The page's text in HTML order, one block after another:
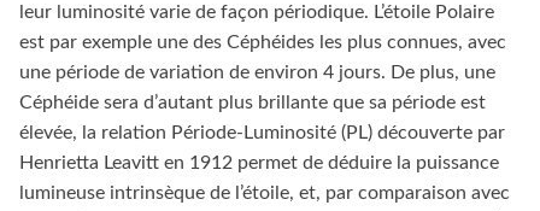
leur luminosité varie de façon périodique. L’étoile Polaire
est par exemple une des Céphéides les plus connues, avec
une période de variation de environ 4 jours. De plus, une
Céphéide sera d’autant plus brillante que sa période est
élevée, la relation Période-Luminosité (PL) découverte par
Henrietta Leavitt en 1912 permet de déduire la puissance
lumineuse intrinsèque de l’étoile, et, par comparaison avec